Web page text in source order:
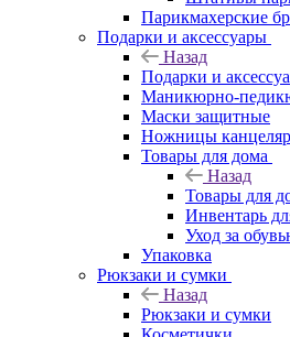
Парикмахерские
Подарки и аксессуары
Назад
Подарки и
Маникюрно-
Маски защитные
Ножницы
Товары для дома
Назад
Товары для
Инвентарь
Уход за
Упаковка
Рюкзаки и сумки
Назад
Рюкзаки и сумки